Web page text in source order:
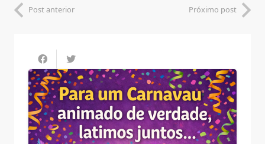
Post anterior Próximo post